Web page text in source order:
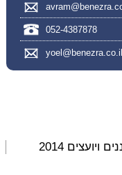
052-4387878
yoel@benezra.co.il
2014